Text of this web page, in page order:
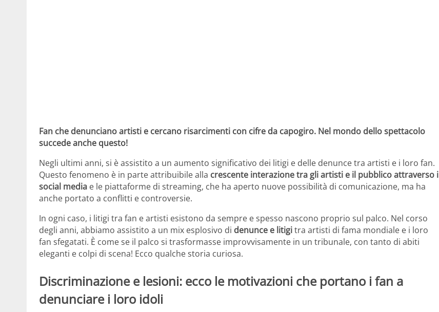
Fan che denunciano artisti e cercano risarcimenti con cifre da capogiro. Nel mondo dello spettacolo
succede anche questo!
Negli ultimi anni, si è assistito a un aumento significativo dei litigi e delle denunce tra artisti e i loro fan.
Questo fenomeno è in parte attribuibile alla crescente interazione tra gli artisti e il pubblico attraverso i
social media e le piattaforme di streaming, che ha aperto nuove possibilità di comunicazione, ma ha
anche portato a conflitti e controversie.
In ogni caso, i litigi tra fan e artisti esistono da sempre e spesso nascono proprio sul palco. Nel corso
degli anni, abbiamo assistito a un mix esplosivo di denunce e litigitra artisti di fama mondiale e i loro
fan sfegatati. È come se il palco si trasformasse improvvisamente in un tribunale, con tanto di abiti
eleganti e colpi di scena! Ecco qualche storia curiosa.
Discriminazione e lesioni: ecco le motivazioni che portano i fan a
denunciare i loro idoli